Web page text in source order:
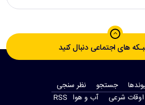
های اجتماعی دنبال کنید
جستجو
نظر سنجی
اوقات شرعی آب و هوا RSS